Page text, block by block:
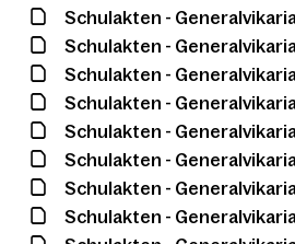
Schulakten -
Schulakten -
Schulakten -
Schulakten -
Schulakten -
Schulakten -
Schulakten -
Schulakten -